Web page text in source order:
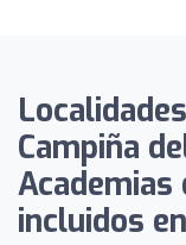
Campiña
Academias
incluidos